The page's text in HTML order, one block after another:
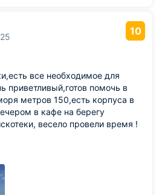
10
все необходимое для
приветливый,готов помочь в
метров 150,есть корпуса в
в кафе на берегу
весело провели время !
кучу столовых.
испугал)))